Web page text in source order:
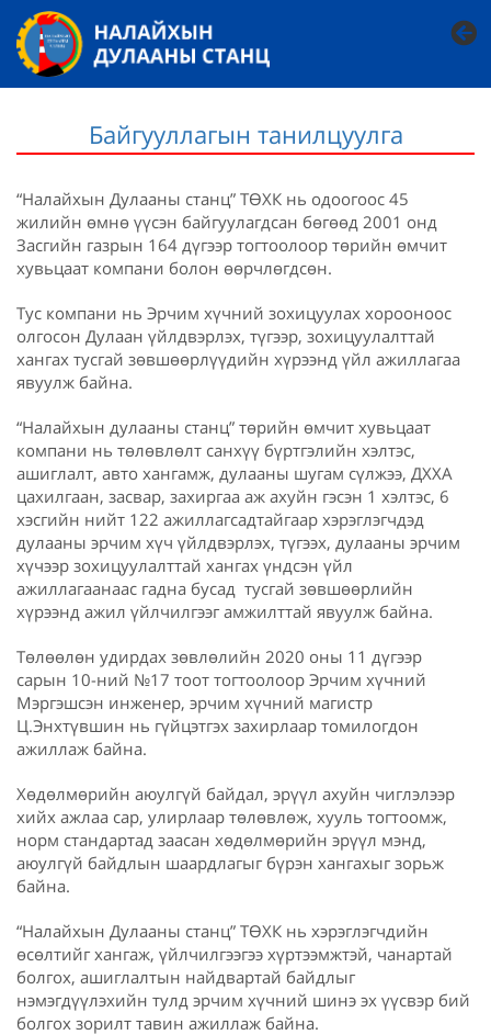
Байгууллагын танилцуулга
“Налайхын Дулааны станц” ТӨХК нь одоогоос 45
жилийн өмнө үүсэн байгуулагдсан бөгөөд 2001 онд
Засгийн газрын 164 дүгээр тогтоолоор төрийн өмчит
хувьцаат компани болон өөрчлөгдсөн.
Тус компани нь Эрчим хүчний зохицуулах хорооноос
олгосон Дулаан үйлдвэрлэх, түгээр, зохицуулалттай
хангах тусгай зөвшөөрлүүдийн хүрээнд үйл ажиллагаа
явуулж байна.
“Налайхын дулааны станц” төрийн өмчит хувьцаат
компани нь төлөвлөлт санхүү бүртгэлийн хэлтэс,
ашиглалт, авто хангамж, дулааны шугам сүлжээ, ДХХА
цахилгаан, засвар, захиргаа аж ахуйн гэсэн 1 хэлтэс, 6
хэсгийн нийт 122 ажиллагсадтайгаар хэрэглэгчдэд
дулааны эрчим хүч үйлдвэрлэх, түгээх, дулааны эрчим
хүчээр зохицуулалттай хангах үндсэн үйл
ажиллагаанаас гадна бусад тусгай зөвшөөрлийн
хүрээнд ажил үйлчилгээг амжилттай явуулж байна.
Төлөөлөн удирдах зөвлөлийн 2020 оны 11 дүгээр
сарын 10-ний №17 тоот тогтоолоор Эрчим хүчний
Мэргэшсэн инженер, эрчим хүчний магистр
Ц.Энхтүвшин нь гүйцэтгэх захирлаар томилогдон
ажиллаж байна.
Хөдөлмөрийн аюулгүй байдал, эрүүл ахуйн чиглэлээр
хийх ажлаа сар, улирлаар төлөвлөж, хууль тогтоомж,
норм стандартад заасан хөдөлмөрийн эрүүл мэнд,
аюулгүй байдлын шаардлагыг бүрэн хангахыг зорьж
байна.
“Налайхын Дулааны станц” ТӨХК нь хэрэглэгчдийн
өсөлтийг хангаж, үйлчилгээгээ хүртээмжтэй, чанартай
болгох, ашиглалтын найдвартай байдлыг
нэмэгдүүлэхийн тулд эрчим хүчний шинэ эх үүсвэр бий
болгох зорилт тавин ажиллаж байна.